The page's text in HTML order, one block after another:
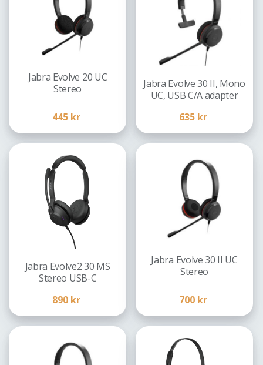
Jabra Evolve 20 UC
Stereo
445 kr
Jabra Evolve 30 II, Mono
UC, USB C/A adapter
635 kr
Jabra Evolve2 30 MS
Stereo USB-C
890 kr
Jabra Evolve 30 II UC
Stereo
700 kr